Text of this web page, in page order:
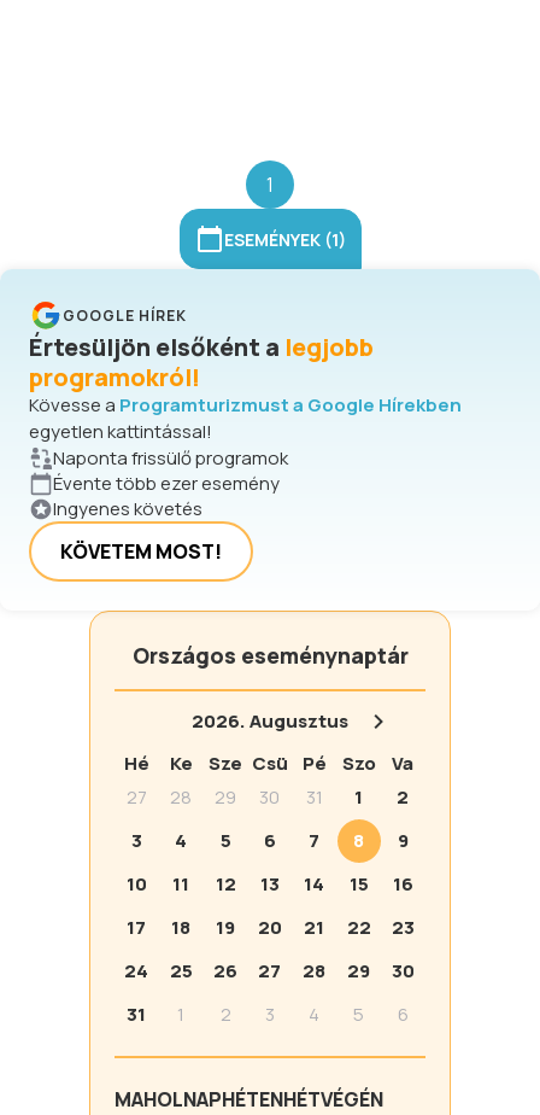
1
ESEMÉNYEK (1)
GOOGLE HÍREK
Értesüljön elsőként a legjobb
programokról!
Kövesse a Programturizmust a Google Hírekben
egyetlen kattintással!
Naponta frissülő programok
Évente több ezer esemény
Ingyenes követés
KÖVETEM MOST!
Országos eseménynaptár
2026.Augusztus
Hé
Ke Sze Csü Pé Szo
Va
27
28 29 30 31 1
2
3
4 5 6 7 8
9
10
11 12 13 14 15
16
17
18 19 20 21 22
23
24
25 26 27 28 29
30
31
1 2 3 4 5 6
MAHOLNAPHÉTENHÉTVÉGÉN